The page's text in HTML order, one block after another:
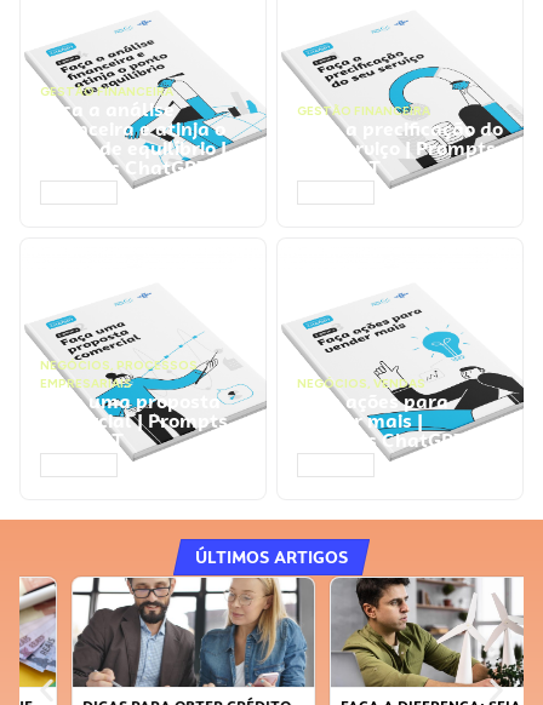
GESTÃO FINANCEIRA
Faça a análise
financeira e atinja o
ponto de equilíbrio |
Prompts ChatGPT
GESTÃO FINANCEIRA
Faça a precificação do
seu serviço | Prompts
ChatGPT
NEGÓCIOS, PROCESSOS
EMPRESARIAIS
Faça uma proposta
comercial | Prompts
ChatGPT
NEGÓCIOS, VENDAS
Faça ações para
vender mais |
Prompts ChatGPT
ÚLTIMOS ARTIGOS